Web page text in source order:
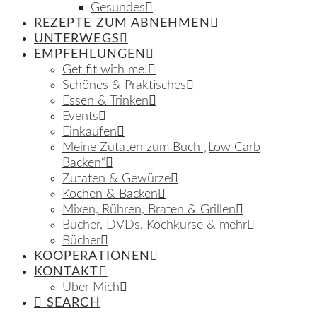
Gesundes
REZEPTE ZUM ABNEHMEN
UNTERWEGS
EMPFEHLUNGEN
Get fit with me!
Schönes & Praktisches
Essen & Trinken
Events
Einkaufen
Meine Zutaten zum Buch „Low Carb
Backen“
Zutaten & Gewürze
Kochen & Backen
Mixen, Rühren, Braten & Grillen
Bücher, DVDs, Kochkurse & mehr
Bücher
KOOPERATIONEN
KONTAKT
Über Mich
SEARCH